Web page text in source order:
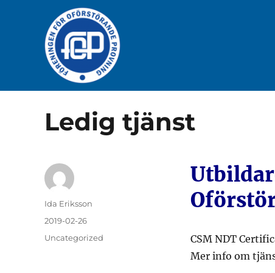
Ledig tjänst
CSM NDT
Mer info om
Författare
Ida Eriksson
Publicerat
2019-02-26
Kategorier
Uncategorized